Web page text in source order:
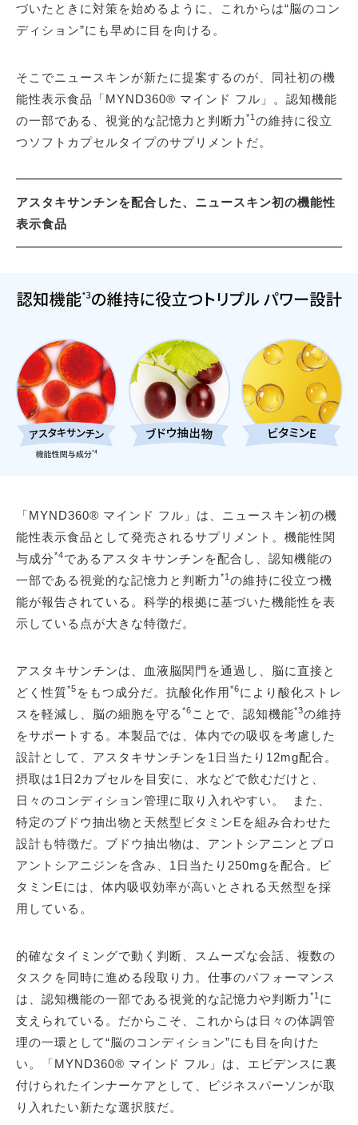
づいたときに対策を始めるように、これからは“脳のコン
ディション”にも早めに目を向ける。
そこでニュースキンが新たに提案するのが、同社初の機
能性表示食品「MYND360® マインド フル」。認知機能
の一部である、視覚的な記憶力と判断力 *1 の維持に役立
つソフトカプセルタイプのサプリメントだ。
アスタキサンチンを配合した、ニュースキン初の機能性
表示食品
「MYND360® マインド フル」は、ニュースキン初の機
能性表示食品として発売されるサプリメント。機能性関
与成分*4であるアスタキサンチンを配合し、認知機能の
一部である視覚的な記憶力と判断力 *1の維持に役立つ機
能が報告されている。科学的根拠に基づいた機能性を表
示している点が大きな特徴だ。
アスタキサンチンは、血液脳関門を通過し、脳に直接と
どく性質*5 をもつ成分だ。抗酸化作用*6により酸化ストレ
スを軽減し、脳の細胞を守る *6 ことで、認知機能*3の維持
をサポートする。本製品では、体内での吸収を考慮した
設計として、アスタキサンチンを1日当たり12mg配合。
摂取は1日2カプセルを目安に、水などで飲むだけと、
日々のコンディション管理に取り入れやすい。 また、
特定のブドウ抽出物と天然型ビタミンEを組み合わせた
設計も特徴だ。ブドウ抽出物は、アントシアニンとプロ
アントシアニジンを含み、1日当たり250mgを配合。ビ
タミンEには、体内吸収効率が高いとされる天然型を採
用している。
的確なタイミングで動く判断、スムーズな会話、複数の
タスクを同時に進める段取り力。仕事のパフォーマンス
は、認知機能の一部である視覚的な記憶力や判断力 *1に
支えられている。だからこそ、これからは日々の体調管
理の一環として“脳のコンディション”にも目を向けた
い。「MYND360® マインド フル」は、エビデンスに裏
付けられたインナーケアとして、ビジネスパーソンが取
り入れたい新たな選択肢だ。